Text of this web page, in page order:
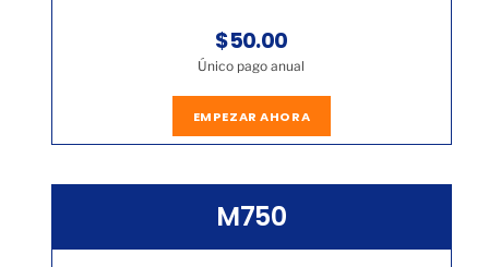
$50.00
Único pago anual
EMPEZAR AHORA
M750